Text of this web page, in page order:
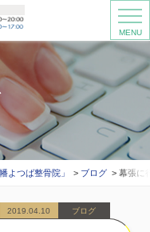
MENU
よつば整骨院」 ブログ 幕張に
2019.04.10 ブログ